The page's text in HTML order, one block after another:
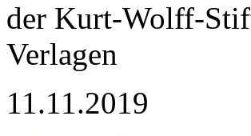
der Kurt-Wolff-
Verlagen
11.11.2019